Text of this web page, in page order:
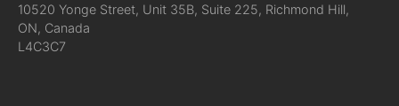
10520 Yonge Street, Unit 35B, Suite 225, Richmond Hill,
ON, Canada
L4C3C7